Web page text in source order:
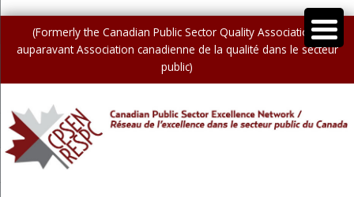
(Formerly the Canadian Public Sector Quality Association /
auparavant Association canadienne de la qualité dans le secteur
public)